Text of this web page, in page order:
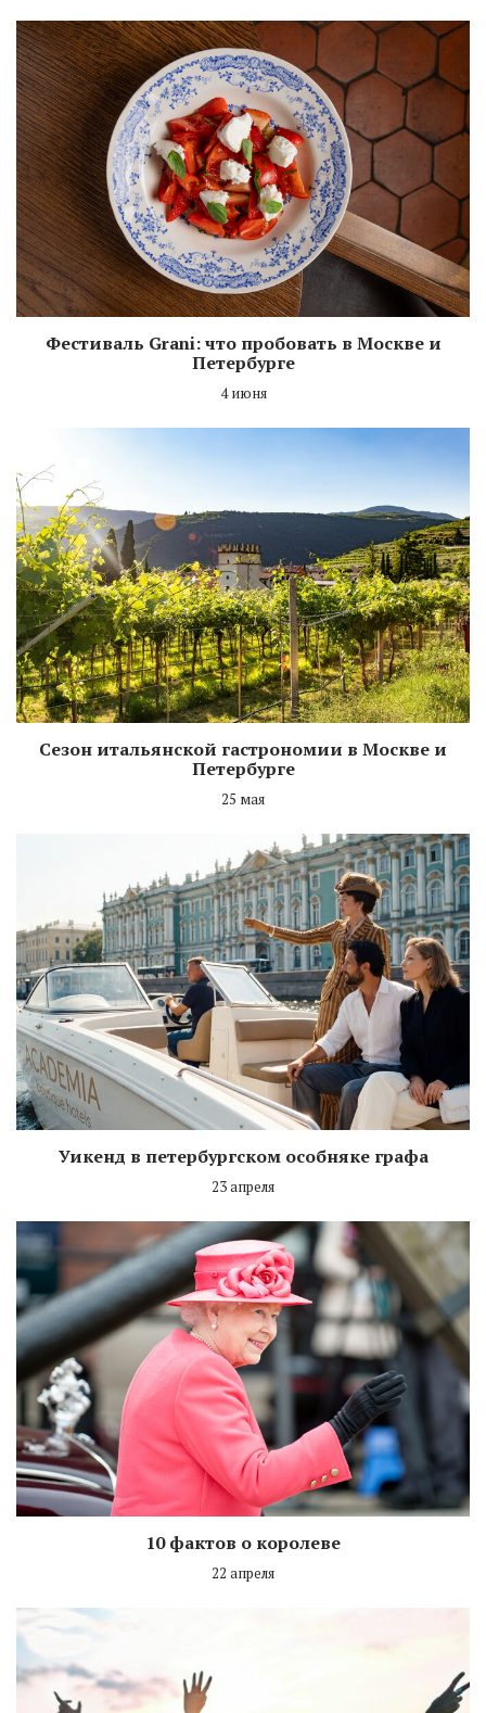
Фестиваль Grani: что пробовать в Москве и
Петербурге
4 июня
Сезон итальянской гастрономии в Москве и
Петербурге
25 мая
Уикенд в петербургском особняке графа
23 апреля
10 фактов о королеве
22 апреля